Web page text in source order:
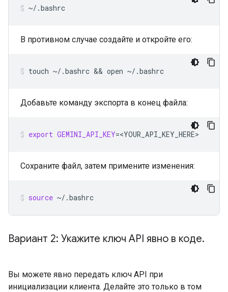
~/.bashrc
В противном случае создайте и откройте его:
touch ~/.bashrc && open ~/.bashrc
Добавьте команду экспорта в конец файла:
export GEMINI_API_KEY=<YOUR_API_KEY_HERE>
Сохраните файл, затем примените изменения:
source ~/.bashrc
Вариант 2: Укажите ключ API явно в коде.
Вы можете явно передать ключ API при
инициализации клиента. Делайте это только в том